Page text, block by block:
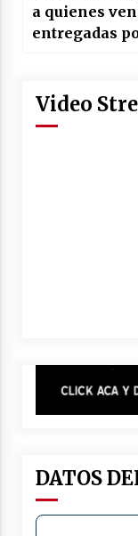
a quienes
entregadas
Video
DATOS